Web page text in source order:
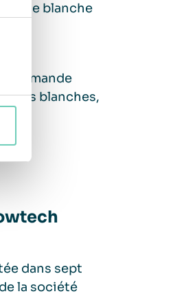
salle blanche
demande
blanches,
dans sept
la société